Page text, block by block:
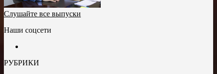
Слушайте все выпуски
Наши соцсети
РУБРИКИ